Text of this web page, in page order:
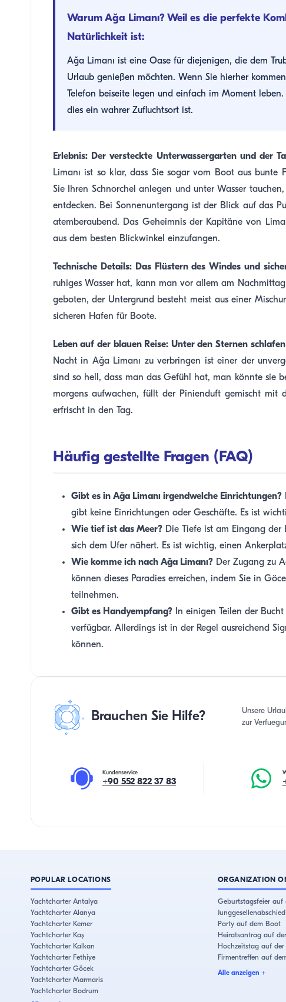
Warum Ağa Limanı? Weil es die perfekte
Natürlichkeit ist:
Ağa Limanı ist eine Oase für diejenigen, die dem
Urlaub genießen möchten. Wenn Sie hierher
Telefon beiseite legen und einfach im Moment leben.
dies ein wahrer Zufluchtsort ist.
Erlebnis: Der versteckte Unterwassergarten und der
Limanı ist so klar, dass Sie sogar vom Boot aus bunte
Sie Ihren Schnorchel anlegen und unter Wasser
entdecken. Bei Sonnenuntergang ist der Blick auf das
atemberaubend. Das Geheimnis der Kapitäne von
aus dem besten Blickwinkel einzufangen.
Technische Details: Das Flüstern des Windes und
ruhiges Wasser hat, kann man vor allem am
geboten, der Untergrund besteht meist aus einer
sicheren Hafen für Boote.
Leben auf der blauen Reise: Unter den Sternen
Nacht in Ağa Limanı zu verbringen ist einer der
sind so hell, dass man das Gefühl hat, man könnte sie
morgens aufwachen, füllt der Pinienduft gemischt mit
erfrischt in den Tag.
Häufig gestellte Fragen (FAQ)
Gibt es in Ağa Limanı irgendwelche Einrichtungen?
gibt keine Einrichtungen oder Geschäfte. Es ist
Wie tief ist das Meer?Die Tiefe ist am Eingang der
sich dem Ufer nähert. Es ist wichtig, einen
Wie komme ich nach Ağa Limanı?Der Zugang zu
können dieses Paradies erreichen, indem Sie in
teilnehmen.
Gibt es Handyempfang?In einigen Teilen der
verfügbar. Allerdings ist in der Regel ausreichend
können.
Brauchen Sie Hilfe?
Unsere
zur
Kundenservice
+90 552 822 37 83
POPULAR LOCATIONS
Yachtcharter Antalya
Yachtcharter Alanya
Yachtcharter Kemer
Yachtcharter Kaş
Yachtcharter Kalkan
Yachtcharter Fethiye
Yachtcharter Göcek
Yachtcharter Marmaris
Yachtcharter Bodrum
ORGANIZATION
Geburtstagsfeier auf
Party auf dem Boot
Heiratsantrag auf
Hochzeitstag auf der
Firmentreffen auf
Alle anzeigen +